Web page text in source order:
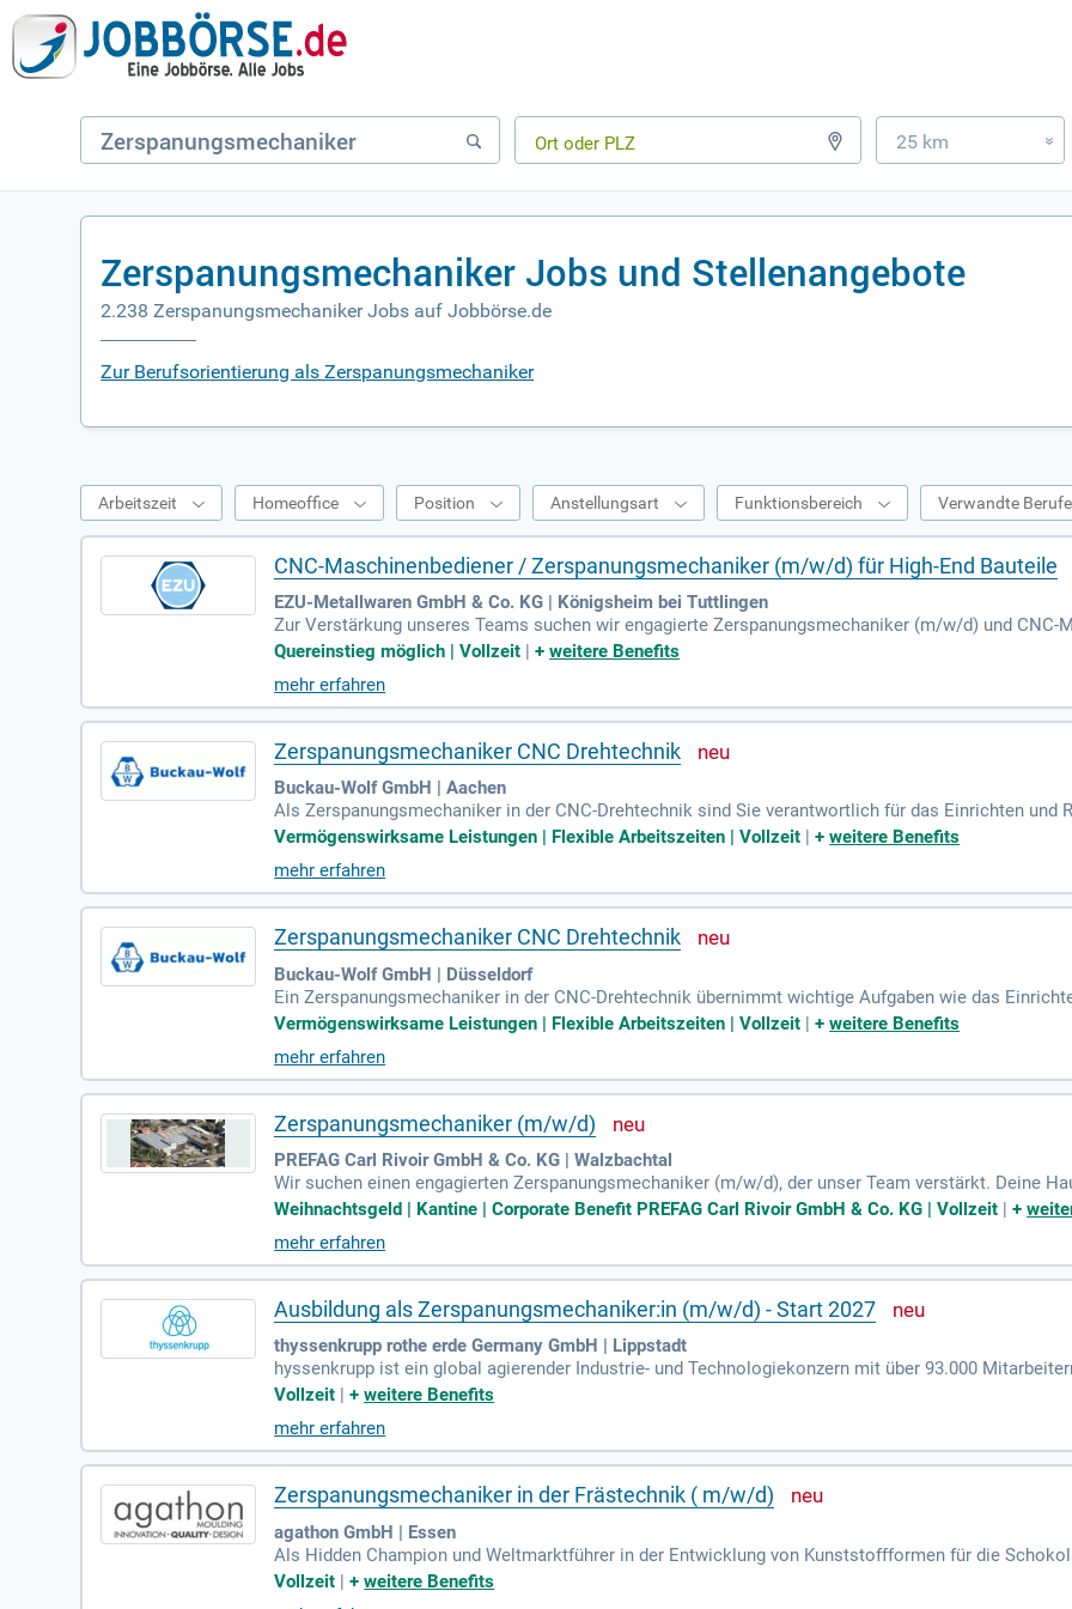
25 km »
Zerspanungsmechaniker Jobs und Stellenangebote
2.238 Zerspanungsmechaniker Jobs auf Jobbörse.de
Zur Berufsorientierung als Zerspanungsmechaniker
Arbeitszeit Homeoffice Position Anstellungsart Funktionsbereich Verwandte Berufe
CNC-Maschinenbediener / Zerspanungsmechaniker (m/w/d) für High-End Bauteile
EZU-Metallwaren GmbH & Co. KG | Königsheim bei Tuttlingen
Zur Verstärkung unseres Teams suchen wir engagierte Zerspanungsmechaniker (m/w/d) und CNC-
moderne CNC-Drehmaschinen und sind verantwortlich für anspruchsvolle Fertigungsprozesse. Eine
eiche Praxiserfahrung sind von Vorteil. Ihr Aufgabenspektrum umfasst das Lesen technischer
n der Fertigungsprozesse. Wir erwarten Erfahrung im Werkzeugwechsel und die Verantwortung für
h jetzt und werden Sie Teil einer innovativen Unternehmenskultur!
Quereinstieg möglich | Vollzeit |+weitere Benefits
mehr erfahren
Zerspanungsmechaniker CNC Drehtechnik
Buckau-Wolf GmbH | Aachen
Als Zerspanungsmechaniker in der CNC-Drehtechnik sind Sie verantwortlich für das Einrichten und
aben zählen das Fertigen von Bauteilen nach Zeichnung, das Erstellen und Optimieren von CNC-
bieten Ihnen ein abwechslungsreiches Arbeitsumfeld, 30 Tage Urlaub sowie vermögenswirksame
Krankenversicherung. Voraussetzung ist eine abgeschlossene Ausbildung als
Vermögenswirksame Leistungen | Flexible Arbeitszeiten | Vollzeit |+weitere Benefits
mehr erfahren
Zerspanungsmechaniker CNC Drehtechnik
Buckau-Wolf GmbH | Düsseldorf
Ein Zerspanungsmechaniker in der CNC-Drehtechnik übernimmt wichtige Aufgaben wie das
ertigung von Bauteilen erfolgt exakt nach Zeichnungen und Arbeitsplänen, wobei CNC-Programme
e Mehrmaschinenbedienung ist ebenfalls Teil der Tätigkeit, um die Effizienz zu steigern. Wir bieten
mögenswirksame Leistungen und 30 Tage Urlaub. Voraussetzungen sind eine abgeschlossene
ngen wie Siemens Sinumerik. Bewerben Sie sich, wenn Sie eine selbstständige und
Vermögenswirksame Leistungen | Flexible Arbeitszeiten | Vollzeit |+weitere Benefits
mehr erfahren
Zerspanungsmechaniker (m/w/d)
PREFAG Carl Rivoir GmbH & Co. KG | Walzbachtal
Wir suchen einen engagierten Zerspanungsmechaniker (m/w/d), der unser Team verstärkt. Deine
und Bedienen von CNC-Langdrehautomaten sowie die Rüstung der Maschinen. Du optimierst
Wiederholteile, während du Fertigungsprobleme selbstständig identifizierst und löst. Darüber
g und sorgst für die Qualität der Produkte. Wir setzen auf kontinuierliche Verbesserung und
enn du eine Ausbildung als Zerspanungsmechaniker (m/w/d) hast, freuen wir uns auf deine
Weihnachtsgeld | Kantine | Corporate Benefit PREFAG Carl Rivoir GmbH & Co. KG | Vollzeit |+
mehr erfahren
Ausbildung als Zerspanungsmechaniker:in (m/w/d) - Start 2027
thyssenkrupp rothe erde Germany GmbH | Lippstadt
hyssenkrupp ist ein global agierender Industrie- und Technologiekonzern mit über 93.000
4/2025 rund 33 Milliarden Euro Umsatz erzielt hat. Das Unternehmen ist in fünf Kernsegmenten
hyssenkrupp innovative Lösungen für Klimaschutz und Energiewende. Im Bereich der digitalen
stäbe. thyssenkrupp rothe erde ist der führende Hersteller von Großwälzlagern und nahtlos
Vollzeit |+weitere Benefits
mehr erfahren
Zerspanungsmechaniker in der Frästechnik ( m/w/d)
agathon GmbH | Essen
Als Hidden Champion und Weltmarktführer in der Entwicklung von Kunststoffformen für die
sion. Unser engagiertes Team von rund 160 Fachleuten setzt täglich Ideen in perfekte Lösungen um
Vollzeit |+weitere Benefits